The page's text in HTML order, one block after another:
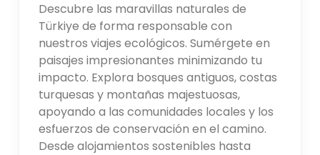
Descubre las maravillas naturales de
Türkiye de forma responsable con
nuestros viajes ecológicos. Sumérgete en
paisajes impresionantes minimizando tu
impacto. Explora bosques antiguos, costas
turquesas y montañas majestuosas,
apoyando a las comunidades locales y los
esfuerzos de conservación en el camino.
Desde alojamientos sostenibles hasta